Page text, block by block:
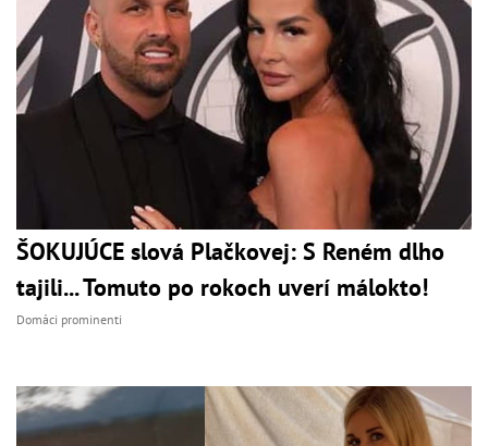
ŠOKUJÚCE slová Plačkovej: S Reném dlho
tajili... Tomuto po rokoch uverí málokto!
Domáci prominenti